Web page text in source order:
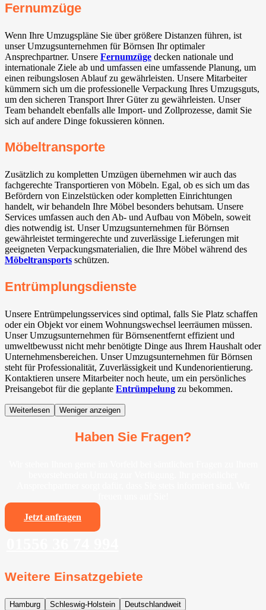
Fernumzüge
Wenn Ihre Umzugspläne Sie über größere Distanzen führen, ist
unser Umzugsunternehmen für Börnsen Ihr optimaler
Ansprechpartner. Unsere Fernumzüge decken nationale und
internationale Ziele ab und umfassen eine umfassende Planung, um
einen reibungslosen Ablauf zu gewährleisten. Unsere Mitarbeiter
kümmern sich um die professionelle Verpackung Ihres Umzugsguts,
um den sicheren Transport Ihrer Güter zu gewährleisten. Unser
Team behandelt ebenfalls alle Import- und Zollprozesse, damit Sie
sich auf andere Dinge fokussieren können.
Möbeltransporte
Zusätzlich zu kompletten Umzügen übernehmen wir auch das
fachgerechte Transportieren von Möbeln. Egal, ob es sich um das
Befördern von Einzelstücken oder kompletten Einrichtungen
handelt, wir behandeln Ihre Möbel besonders behutsam. Unsere
Services umfassen auch den Ab- und Aufbau von Möbeln, soweit
dies notwendig ist. Unser Umzugsunternehmen für Börnsen
gewährleistet termingerechte und zuverlässige Lieferungen mit
geeigneten Verpackungsmaterialien, die Ihre Möbel während des
Möbeltransports schützen.
Entrümplungsdienste
Unsere Entrümpelungsservices sind optimal, falls Sie Platz schaffen
oder ein Objekt vor einem Wohnungswechsel leerräumen müssen.
Unser Umzugsunternehmen für Börnsenentfernt effizient und
umweltbewusst nicht mehr benötigte Dinge aus Ihrem Haushalt oder
Unternehmensbereichen. Unser Umzugsunternehmen für Börnsen
steht für Professionalität, Zuverlässigkeit und Kundenorientierung.
Kontaktieren unsere Mitarbeiter noch heute, um ein persönliches
Preisangebot für die geplante Entrümpelung zu bekommen.
Weiterlesen Weniger anzeigen
Haben Sie Fragen?
Jetzt anfragen
Weitere Einsatzgebiete
Hamburg Schleswig-Holstein
Deutschlandweit